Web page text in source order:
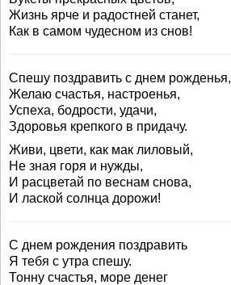
Жизнь ярче и радостней станет,
Как в самом чудесном из снов!
Спешу поздравить с днем рожденья,
Желаю счастья, настроенья,
Успеха, бодрости, удачи,
Здоровья крепкого в придачу.
Живи, цвети, как мак лиловый,
Не зная горя и нужды,
И расцветай по веснам снова,
И лаской солнца дорожи!
С днем рождения поздравить
Я тебя с утра спешу.
Тонну счастья, море денег